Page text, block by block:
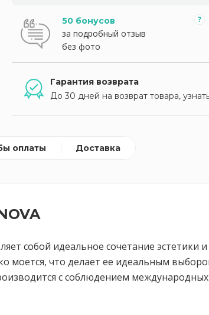
50 бонусов
за подробный отзыв
без фото
Гарантия возврата
До 30 дней на возврат товара,
оплаты Доставка
собой идеальное сочетание эстетики
моется, что делает ее идеальным
с соблюдением